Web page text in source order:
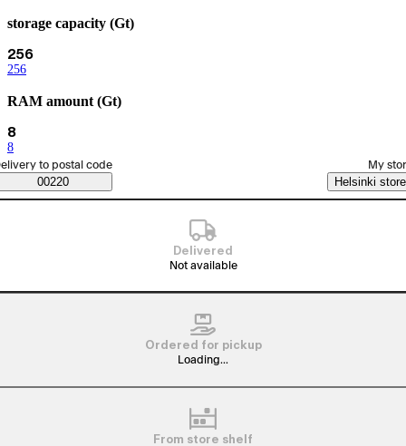
storage capacity (Gt)
Current selection 256
256
256
RAM amount (Gt)
Current selection 8
8
8
Saatavuustiedot
order method
to postal code
00220
My
Helsinki store
Delivered
Not available
Ordered for pickup
Loading...
From store shelf